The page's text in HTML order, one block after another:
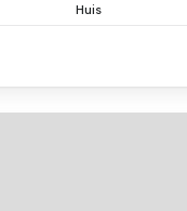
Huis